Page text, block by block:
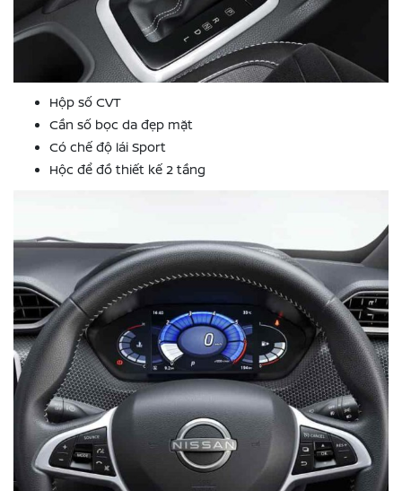
Hộp số CVT
Cần số bọc da đẹp mặt
Có chế độ lái Sport
Hộc để đồ thiết kế 2 tầng